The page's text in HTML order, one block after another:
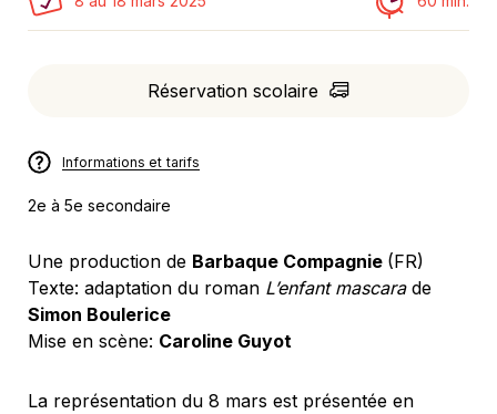
Réservation scolaire
Informations et tarifs
2e à 5e secondaire
Une production de Barbaque Compagnie (FR)
Texte: adaptation du roman L’enfant mascarade
Simon Boulerice
Mise en scène: Caroline Guyot
La représentation du 8 mars est présentée en